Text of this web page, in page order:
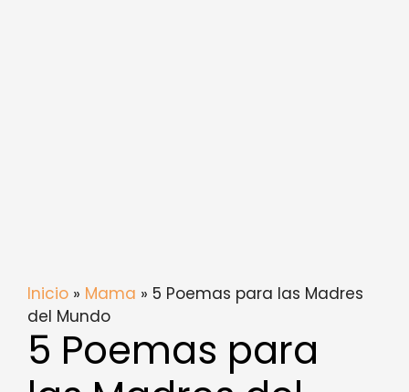
Inicio » Mama » 5 Poemas para las Madres
del Mundo
5 Poemas para